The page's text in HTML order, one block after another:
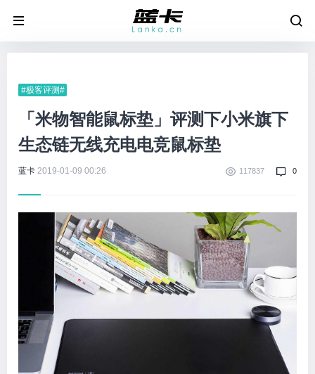
#极客评测#
「米物智能鼠标垫」评测下小米旗下
生态链无线充电电竞鼠标垫
蓝卡 2019-01-09 00:26 117837 0